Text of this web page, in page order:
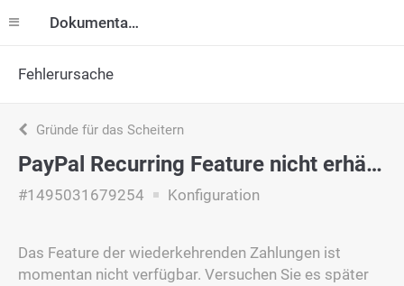
Dokumentation
Fehlerursache
Gründe für das Scheitern
PayPal Recurring Feature nicht erhältlich
#1495031679254 Konfiguration
Das Feature der wiederkehrenden Zahlungen ist
momentan nicht verfügbar. Versuchen Sie es später